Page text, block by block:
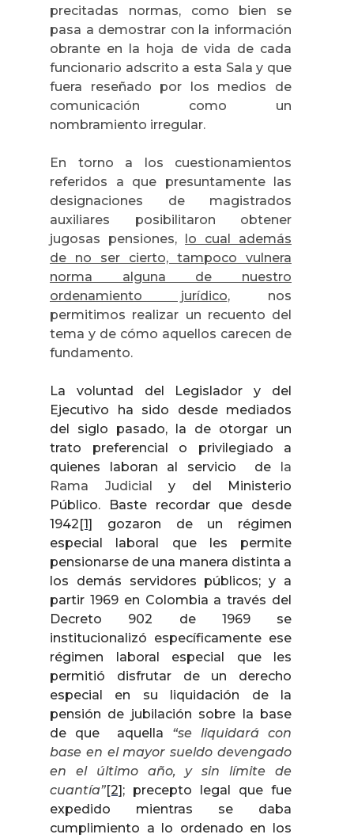
precitadas normas, como bien se
pasa a demostrar con la información
obrante en la hoja de vida de cada
funcionario adscrito a esta Sala y que
fuera reseñado por los medios de
comunicación como un
nombramiento irregular.
En torno a los cuestionamientos
referidos a que presuntamente las
designaciones de magistrados
auxiliares posibilitaron obtener
jugosas pensiones, lo cual además
de no ser cierto, tampoco vulnera
norma alguna de nuestro
ordenamiento jurídico, nos
permitimos realizar un recuento del
tema y de cómo aquellos carecen de
fundamento.
La voluntad del Legislador y del
Ejecutivo ha sido desde mediados
del siglo pasado, la de otorgar un
trato preferencial o privilegiado a
quienes laboran al servicio
de la
Rama Judicial y del Ministerio
Público. Baste recordar que desde
1942[1] gozaron de un régimen
especial laboral que les permite
pensionarse de una manera distinta a
los demás servidores públicos; y a
partir 1969 en Colombia a través del
Decreto 902 de 1969 se
institucionalizó específicamente ese
régimen laboral especial que les
permitió disfrutar de un derecho
especial en su liquidación de la
pensión de jubilación sobre la base
de que
aquella “se liquidará con
base en el mayor sueldo devengado
en el último año, y sin límite de
cuantía”[2]; precepto legal que fue
expedido mientras se daba
cumplimiento a lo ordenado en los